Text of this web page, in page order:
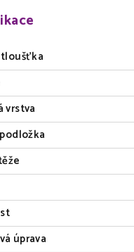
vrstva
úprava